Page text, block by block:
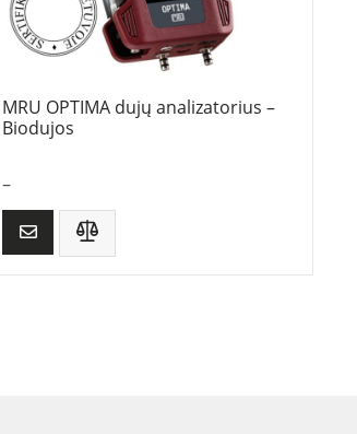
MRU OPTIMA dujų analizatorius –
Biodujos
–